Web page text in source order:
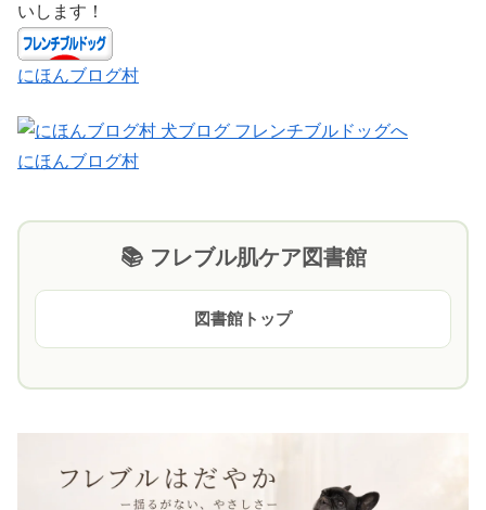
いします！
にほんブログ村
にほんブログ村
📚 フレブル肌ケア図書館
図書館トップ